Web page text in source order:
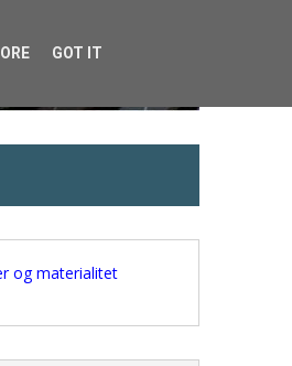
og materialitet
GOT IT